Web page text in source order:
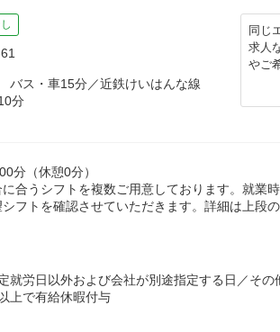
バス・車15分／近鉄けいはんな線
分
同じ
求人
やご
分（休憩0分）
合うシフトを複数ご用意しております。就業
フトを確認させていただきます。詳細は上段
就労日以外および会社が別途指定する日／そ
上で有給休暇付与